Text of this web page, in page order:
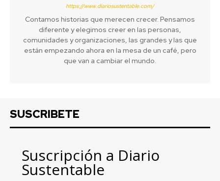
https://www.diariosustentable.com/
Contamos historias que merecen crecer. Pensamos
diferente y elegimos creer en las personas,
comunidades y organizaciones, las grandes y las que
están empezando ahora en la mesa de un café, pero
que van a cambiar el mundo.
SUSCRIBETE
Suscripción a Diario
Sustentable